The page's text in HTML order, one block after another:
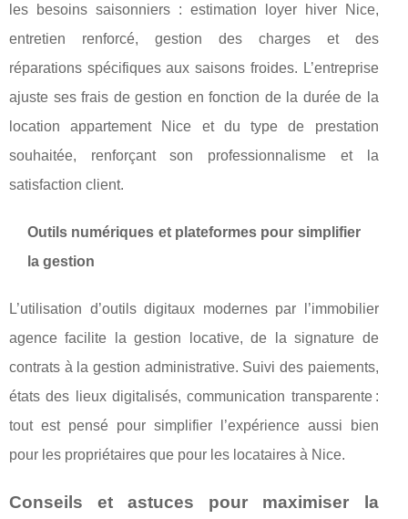
les besoins saisonniers : estimation loyer hiver Nice,
entretien renforcé, gestion des charges et des
réparations spécifiques aux saisons froides. L’entreprise
ajuste ses frais de gestion en fonction de la durée de la
location appartement Nice et du type de prestation
souhaitée, renforçant son professionnalisme et la
satisfaction client.
Outils numériques et plateformes pour simplifier
la gestion
L’utilisation d’outils digitaux modernes par l’immobilier
agence facilite la gestion locative, de la signature de
contrats à la gestion administrative. Suivi des paiements,
états des lieux digitalisés, communication transparente :
tout est pensé pour simplifier l’expérience aussi bien
pour les propriétaires que pour les locataires à Nice.
Conseils et astuces pour maximiser la